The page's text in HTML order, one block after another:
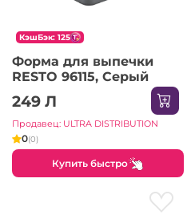
КэшБэк: 125
Форма для выпечки
RESTO 96115, Серый
249 Л
Продавец: ULTRA DISTRIBUTION
0(0)
Купить быстро